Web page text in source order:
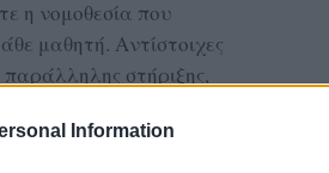
Information
η νομοθεσία που
μαθητή. Αντίστοιχες
στήριξης,
και προβλέπεται